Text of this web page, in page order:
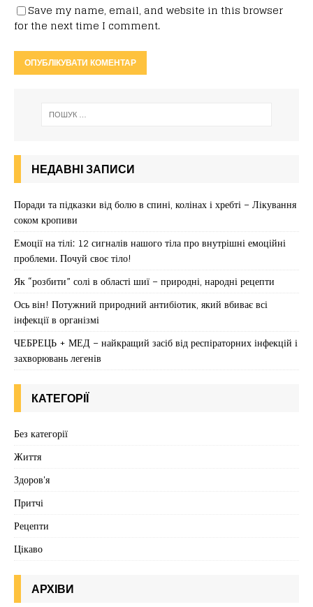
Save my name, email, and website in this browser
for the next time I comment.
НЕДАВНІ ЗАПИСИ
Поради та підказки від болю в спині, колінах і хребті – Лікування
соком кропиви
Емоції на тілі: 12 сигналів нашого тіла про внутрішні емоційні
проблеми. Почуй своє тіло!
Як “розбити” солі в області шиї – природні, народні рецепти
Ось він! Потужний природний антибіотик, який вбиває всі
інфекції в організмі
ЧЕБРЕЦЬ + МЕД – найкращий засіб від респіраторних інфекцій і
захворювань легенів
КАТЕГОРІЇ
Без категорії
Життя
Здоров'я
Притчі
Рецепти
Цікаво
АРХІВИ